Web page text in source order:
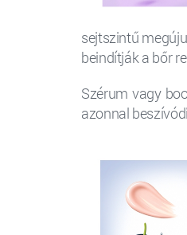
sejtszintű
beindítják a bőr
Szérum vagy
azonnal